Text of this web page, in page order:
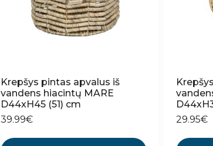
Krepšys pintas apvalus iš
vandens hiacintų MARE
D44xH45 (51) cm
39.99€
29.95€